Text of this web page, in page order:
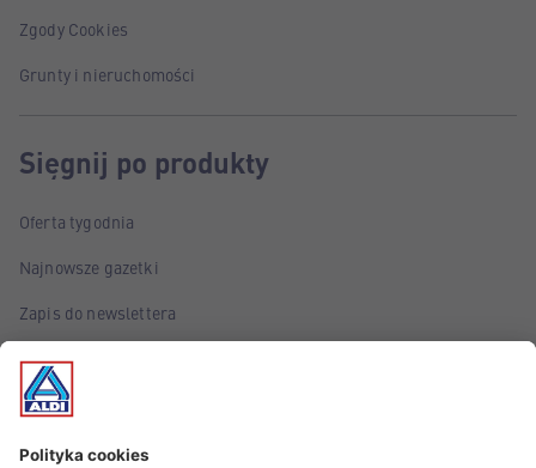
Zgody Cookies
Grunty i nieruchomości
Sięgnij po produkty
Oferta tygodnia
Najnowsze gazetki
Zapis do newslettera
Poznaj marki własne ALDI